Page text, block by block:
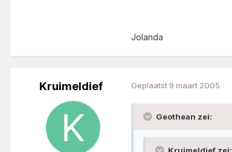
Jolanda
Kruimeldief Geplaatst9 maart 2005
Geothean zei: